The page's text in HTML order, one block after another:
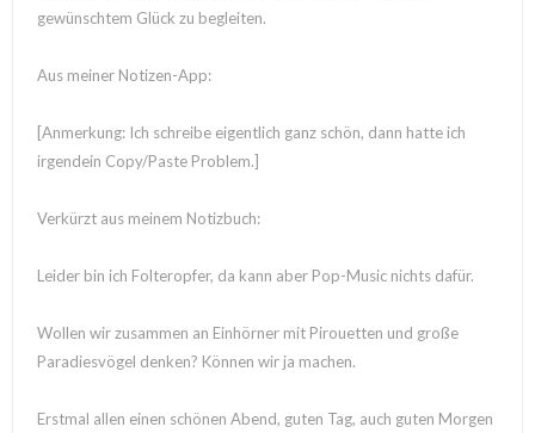
gewünschtem Glück zu begleiten.
Aus meiner Notizen-App:
[Anmerkung: Ich schreibe eigentlich ganz schön, dann hatte ich
irgendein Copy/Paste Problem.]
Verkürzt aus meinem Notizbuch:
Leider bin ich Folteropfer, da kann aber Pop-Music nichts dafür.
Wollen wir zusammen an Einhörner mit Pirouetten und große
Paradiesvögel denken? Können wir ja machen.
Erstmal allen einen schönen Abend, guten Tag, auch guten Morgen